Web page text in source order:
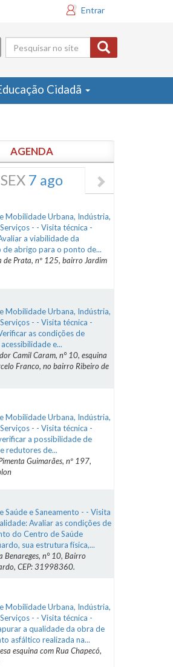
Entrar
Formulário
de busca
Cidadã
AGENDA
SEX 7 ago
Mobilidade Urbana, Indústria,
- - Visita técnica -
a viabilidade da
de abrigo para o ponto de...
de Prata, nº 125, bairro Jardim
Mobilidade Urbana, Indústria,
- - Visita técnica -
as condições de
e...
Camil Caram, n° 10, esquina
Franco, no bairro Ribeiro de
Mobilidade Urbana, Indústria,
- - Visita técnica -
a possibilidade de
redutores de...
Guimarães, nº 197,
Saúde e Saneamento - - Visita
Avaliar as condições de
do Centro de Saúde
sua estrutura física,...
Benareges, n° 10, Bairro
CEP: 31998360.
Mobilidade Urbana, Indústria,
- - Visita técnica -
a qualidade da obra de
asfáltico realizada na...
esquina com Rua Chapecó,